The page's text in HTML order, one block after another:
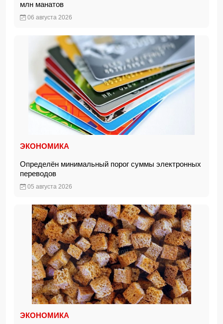
млн манатов
06 августа 2026
ЭКОНОМИКА
Определён минимальный порог суммы электронных
переводов
05 августа 2026
ЭКОНОМИКА